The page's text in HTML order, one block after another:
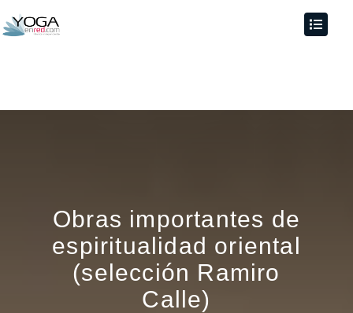
Obras importantes de
espiritualidad oriental
(selección Ramiro
Calle)